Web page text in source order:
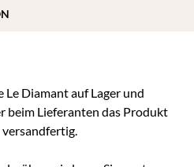
Diamant auf Lager und
beim Lieferanten das Produkt